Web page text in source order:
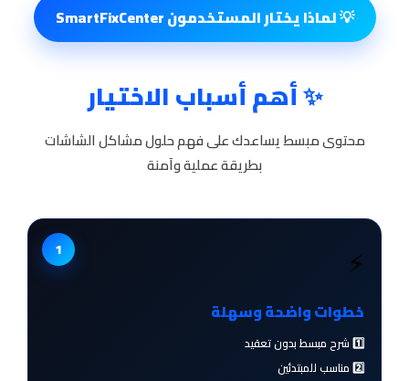
💡 لماذا يختار المستخدمون SmartFixCenter
✨ أهم أسباب الاختيار
محتوى مبسط يساعدك على فهم حلول مشاكل الشاشات
بطريقة عملية وآمنة
1 ⚡
خطوات واضحة وسهلة
1️⃣ شرح مبسط بدون تعقيد
2️⃣ مناسب للمبتدئين